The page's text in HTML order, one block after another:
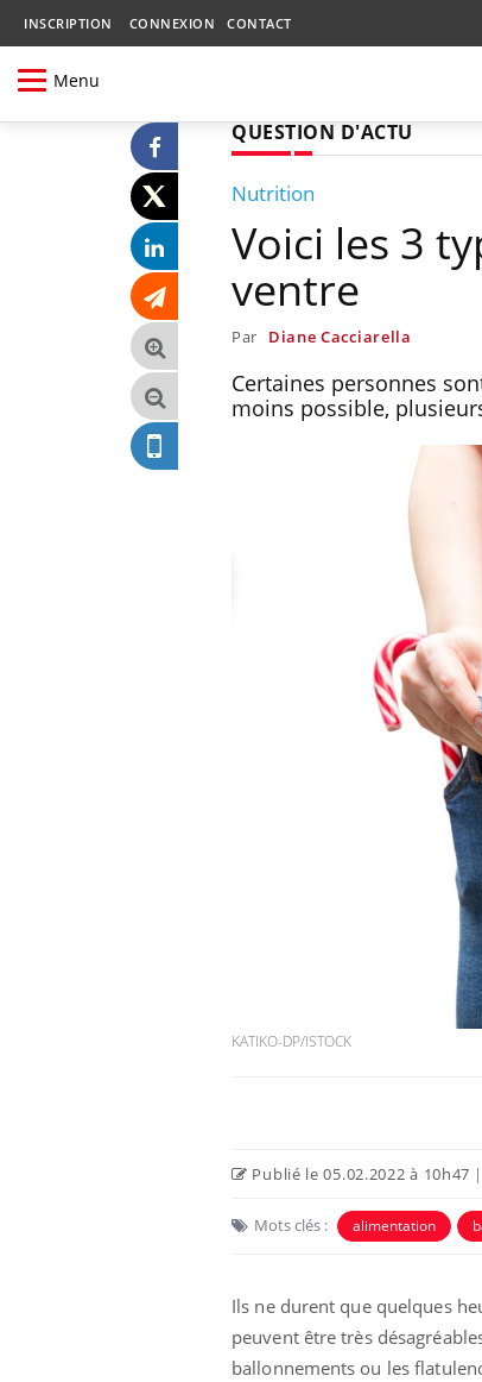
INSCRIPTION CONNEXION CONTACT
Menu
QUESTION D'ACTU
Nutrition
Voici les 3
ventre
Par Diane Cacciarella
Certaines personnes
moins possible,
KATIKO-DP/ISTOCK
Publié le 05.02.2022 à 10h47
Mots clés : alimentation
Ils ne durent que quelques
peuvent être très
ballonnements ou les